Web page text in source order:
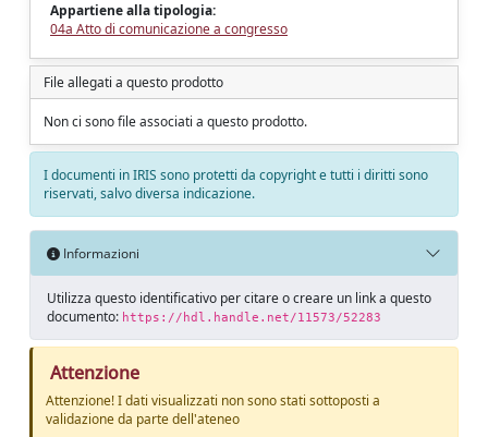
Appartiene alla tipologia:
04a Atto di comunicazione a congresso
File allegati a questo prodotto
Non ci sono file associati a questo prodotto.
I documenti in IRIS sono protetti da copyright e tutti i diritti sono
riservati, salvo diversa indicazione.
Informazioni
Utilizza questo identificativo per citare o creare un link a questo
documento: https://hdl.handle.net/11573/52283
Attenzione
Attenzione! I dati visualizzati non sono stati sottoposti a
validazione da parte dell'ateneo